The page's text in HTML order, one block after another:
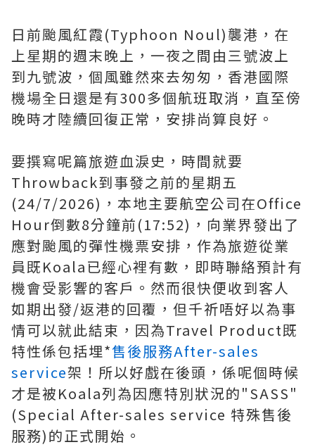
日前颱風紅霞(Typhoon Noul)襲港，在
上星期的週末晚上，一夜之間由三號波上
到九號波，個風雖然來去匆匆，香港國際
機場全日還是有300多個航班取消，直至傍
晚時才陸續回復正常，安排尚算良好。
要撰寫呢篇旅遊血淚史，時間就要
Throwback到事發之前的星期五
(24/7/2026)，本地主要航空公司在Office
Hour倒數8分鐘前(17:52)，向業界發出了
應對颱風的彈性機票安排，作為旅遊從業
員既Koala已經心裡有數，即時聯絡預計有
機會受影響的客戶。然而很快便收到客人
如期出發/返港的回覆，但千祈唔好以為事
情可以就此結束，因為Travel Product既
特性係包括埋*售後服務After-sales
service架！所以好戲在後頭，係呢個時候
才是被Koala列為因應特別狀況的"SASS"
(Special After-sales service 特殊售後
服務)的正式開始。